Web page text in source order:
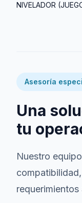
NIVELADOR
Asesoría
Una
tu
Nuestro